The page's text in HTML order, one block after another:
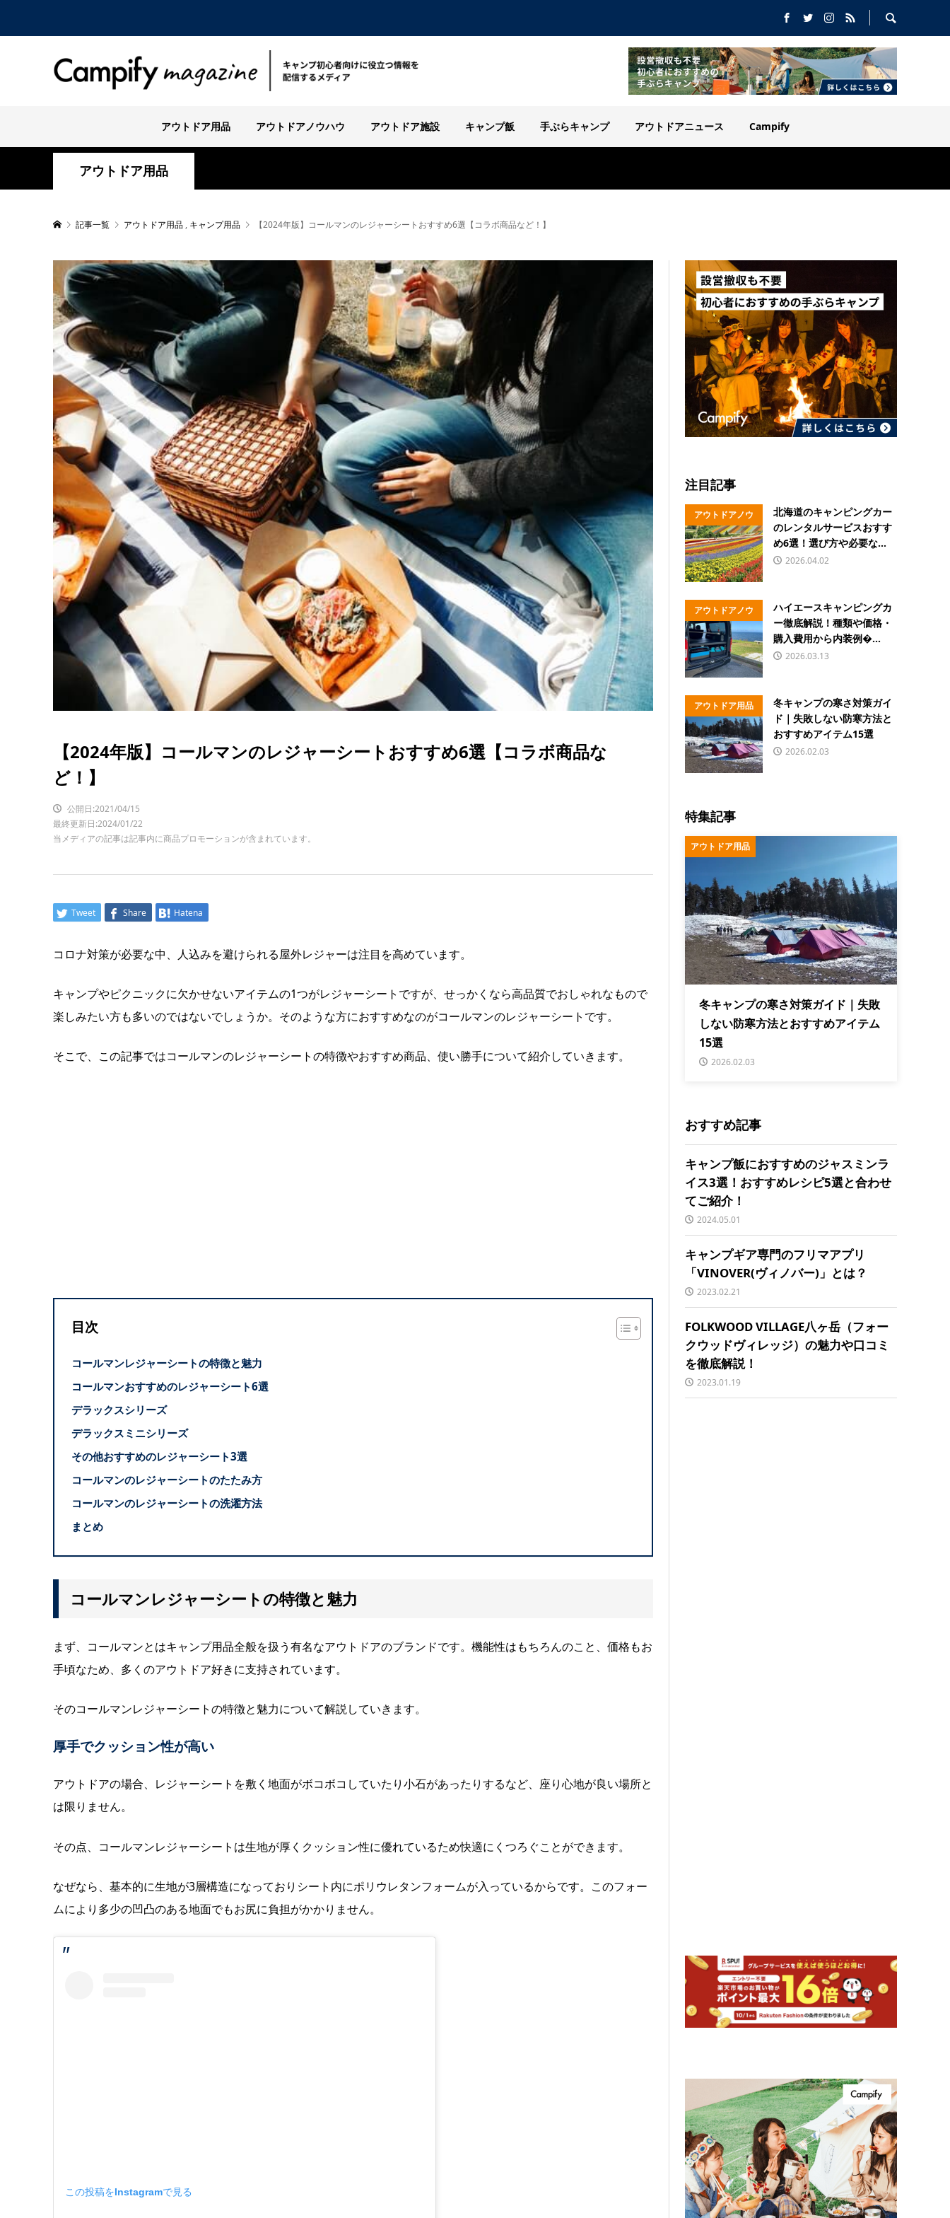
アウトドア用品 アウトドアノウハウ アウトドア施設 キャンプ飯 手ぶらキャンプ アウトドアニュース Campify
アウトドア用品
記事一覧 アウトドア用品 , キャンプ用品 【2024年版】コールマンのレジャーシートおすすめ6選【コラボ商品など！】
【2024年版】コールマンのレジャーシートおすすめ6選【コラボ商品な
ど！】
公開日:2021/04/15
最終更新日:2024/01/22
当メディアの記事は記事内に商品プロモーションが含まれています。
Tweet Share Hatena
コロナ対策が必要な中、人込みを避けられる屋外レジャーは注目を高めています。
キャンプやピクニックに欠かせないアイテムの1つがレジャーシートですが、せっかくなら高品質でおしゃれなもので
楽しみたい方も多いのではないでしょうか。そのような方におすすめなのがコールマンのレジャーシートです。
そこで、この記事ではコールマンのレジャーシートの特徴やおすすめ商品、使い勝手について紹介していきます。
目次
コールマンレジャーシートの特徴と魅力
コールマンおすすめのレジャーシート6選
デラックスシリーズ
デラックスミニシリーズ
その他おすすめのレジャーシート3選
コールマンのレジャーシートのたたみ方
コールマンのレジャーシートの洗濯方法
まとめ
コールマンレジャーシートの特徴と魅力
まず、コールマンとはキャンプ用品全般を扱う有名なアウトドアのブランドです。機能性はもちろんのこと、価格もお
手頃なため、多くのアウトドア好きに支持されています。
そのコールマンレジャーシートの特徴と魅力について解説していきます。
厚手でクッション性が高い
アウトドアの場合、レジャーシートを敷く地面がボコボコしていたり小石があったりするなど、座り心地が良い場所と
は限りません。
その点、コールマンレジャーシートは生地が厚くクッション性に優れているため快適にくつろぐことができます。
なぜなら、基本的に生地が3層構造になっておりシート内にポリウレタンフォームが入っているからです。このフォー
ムにより多少の凹凸のある地面でもお尻に負担がかかりません。
この投稿をInstagramで見る
注目記事
アウトドアノウ
ハウ
北海道のキャンピングカー
のレンタルサービスおすす
め6選！選び方や必要な...
2026.04.02
アウトドアノウ
ハウ
ハイエースキャンピングカ
ー徹底解説！種類や価格・
購入費用から内装例�...
2026.03.13
アウトドア用品
冬キャンプの寒さ対策ガイ
ド｜失敗しない防寒方法と
おすすめアイテム15選
2026.02.03
特集記事
アウトドア用品
冬キャンプの寒さ対策ガイド｜失敗
しない防寒方法とおすすめアイテム
15選
2026.02.03
おすすめ記事
キャンプ飯におすすめのジャスミンラ
イス3選！おすすめレシピ5選と合わせ
てご紹介！
2024.05.01
キャンプギア専門のフリマアプリ
「VINOVER(ヴィノバー)」とは？
2023.02.21
FOLKWOOD VILLAGE八ヶ岳（フォー
クウッドヴィレッジ）の魅力や口コミ
を徹底解説！
2023.01.19